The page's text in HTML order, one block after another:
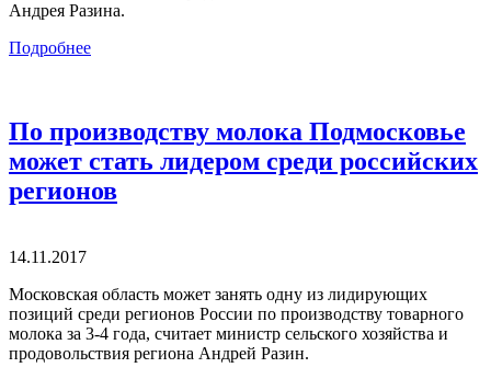
Андрея Разина.
Подробнее
По производству молока Подмосковье
может стать лидером среди российских
регионов
14.11.2017
Московская область может занять одну из лидирующих
позиций среди регионов России по производству товарного
молока за 3-4 года, считает министр сельского хозяйства и
продовольствия региона Андрей Разин.